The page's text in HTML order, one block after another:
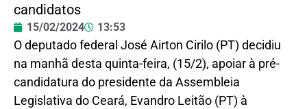
candidatos
15/02/2024 13:53
O deputado federal José Airton Cirilo (PT) decidiu
na manhã desta quinta-feira, (15/2), apoiar à pré-
candidatura do presidente da Assembleia
Legislativa do Ceará, Evandro Leitão (PT) à